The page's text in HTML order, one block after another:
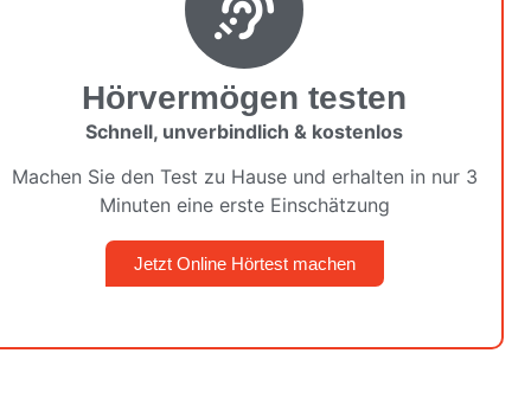
Hörvermögen testen
Schnell, unverbindlich & kostenlos
Machen Sie den Test zu Hause und erhalten in nur 3
Minuten eine erste Einschätzung
Jetzt Online Hörtest machen